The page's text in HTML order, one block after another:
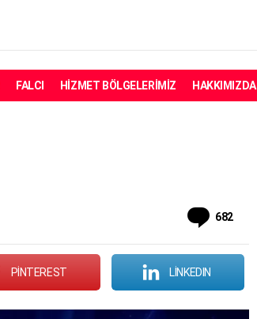
FALCI HIZMET BÖLGELERIMIZ HAKKIMIZDA
682
PINTEREST LINKEDIN